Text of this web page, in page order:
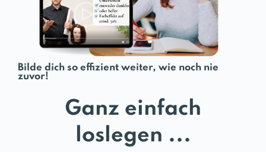
Bilde dich so effizient weiter, wie noch nie
zuvor!
Ganz einfach
loslegen ...